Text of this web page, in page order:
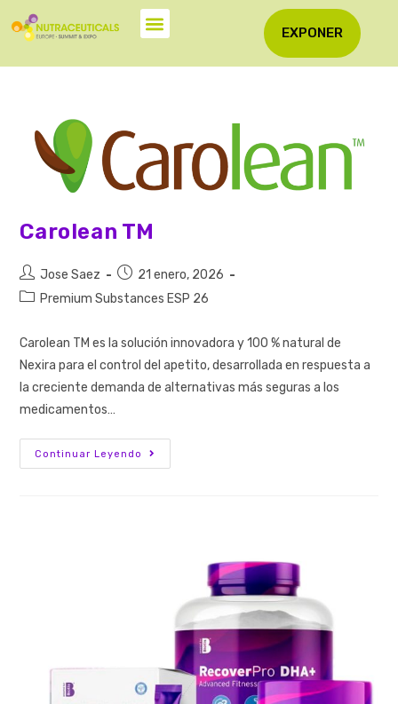
EXPONER
Carolean TM
Jose Saez
21 enero, 2026
Premium Substances ESP 26
Carolean TM es la solución innovadora y 100 % natural de
Nexira para el control del apetito, desarrollada en respuesta a
la creciente demanda de alternativas más seguras a los
medicamentos…
Continuar Leyendo